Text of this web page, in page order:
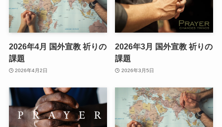
2026年4月 国外宣教 祈りの
課題
2026年4月2日
2026年3月 国外宣教 祈りの
課題
2026年3月5日